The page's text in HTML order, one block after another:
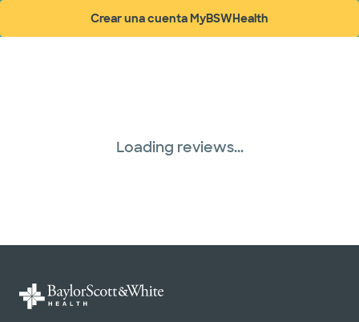
United HealthCare (33 planes)
Crear una cuenta MyBSWHealth
(abre en ventana nueva)
Loading reviews...